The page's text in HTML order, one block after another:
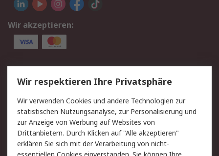
Wir akzeptieren:
Service
Value Added Services
Lieferlösungen
Rücksendungen
Kontakt
Hilfe
Privatkunden
Rechtliches
Wir respektieren Ihre Privatsphäre
Wir verwenden Cookies und andere Technologien zur
statistischen Nutzungsanalyse, zur Personalisierung und
zur Anzeige von Werbung auf Websites von
Drittanbietern. Durch Klicken auf "Alle akzeptieren"
erklären Sie sich mit der Verarbeitung von nicht-